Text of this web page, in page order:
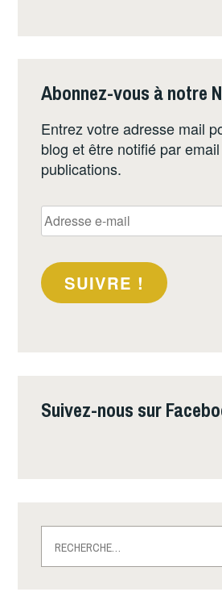
Abonnez-vous à notre
Entrez votre adresse mail
blog et être notifié par
publications.
Adresse
e-
SUIVRE !
Suivez-nous sur